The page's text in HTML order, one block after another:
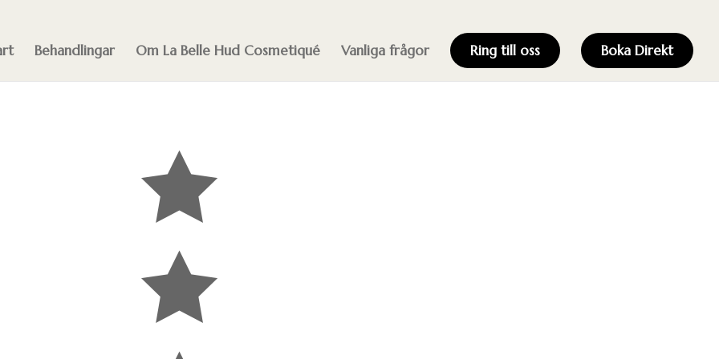
Behandlingar Om La Belle Hud Cosmetiqué Vanliga frågor Ring till oss Boka Direkt

